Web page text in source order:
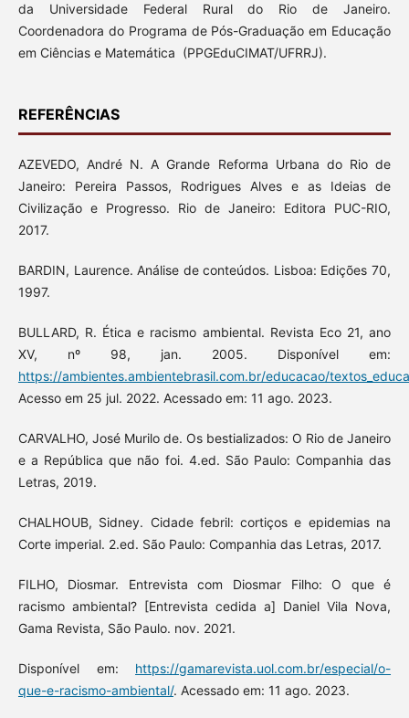
da Universidade Federal Rural do Rio de Janeiro.
Coordenadora do Programa de Pós-Graduação em Educação
em Ciências e Matemática (PPGEduCIMAT/UFRRJ).
REFERÊNCIAS
AZEVEDO, André N. A Grande Reforma Urbana do Rio de
Janeiro: Pereira Passos, Rodrigues Alves e as Ideias de
Civilização e Progresso. Rio de Janeiro: Editora PUC-RIO,
2017.
BARDIN, Laurence. Análise de conteúdos. Lisboa: Edições 70,
1997.
BULLARD, R. Ética e racismo ambiental. Revista Eco 21, ano
XV, nº 98, jan. 2005. Disponível em:
https://ambientes.ambientebrasil.com.br/educacao/
Acesso em 25 jul. 2022. Acessado em: 11 ago. 2023.
CARVALHO, José Murilo de. Os bestializados: O Rio de Janeiro
e a República que não foi. 4.ed. São Paulo: Companhia das
Letras, 2019.
CHALHOUB, Sidney. Cidade febril: cortiços e epidemias na
Corte imperial. 2.ed. São Paulo: Companhia das Letras, 2017.
FILHO, Diosmar. Entrevista com Diosmar Filho: O que é
racismo ambiental? [Entrevista cedida a] Daniel Vila Nova,
Gama Revista, São Paulo. nov. 2021.
Disponível em: https://gamarevista.uol.com.br/especial/o-
que-e-racismo-ambiental/. Acessado em: 11 ago. 2023.